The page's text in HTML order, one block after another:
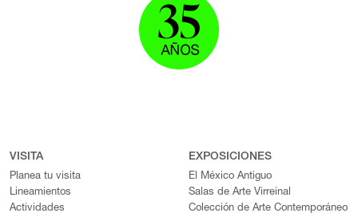
VISITA
Planea tu visita
Lineamientos
Actividades
EXPOSICIONES
El México Antiguo
Salas de Arte Virreinal
Colección de Arte Contemporáneo